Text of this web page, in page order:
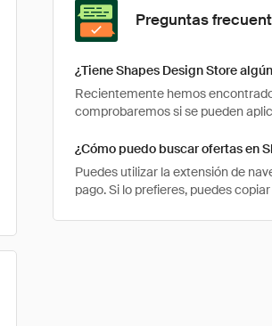
Preguntas
¿Tiene Shapes Design Store
Recientemente hemos
comprobaremos si se pueden
¿Cómo puedo buscar ofertas en
Puedes utilizar la extensión de
pago. Si lo prefieres, puedes